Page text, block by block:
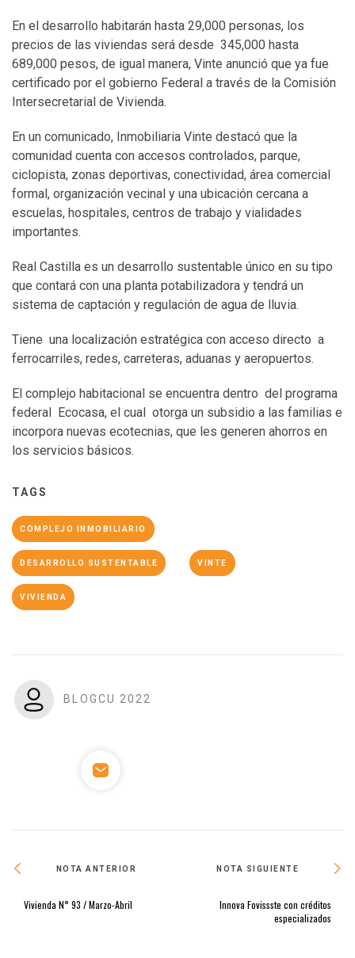
En el desarrollo habitarán hasta 29,000 personas, los
precios de las viviendas será desde 345,000 hasta
689,000 pesos, de igual manera, Vinte anunció que ya fue
certificado por el gobierno Federal a través de la Comisión
Intersecretarial de Vivienda.
En un comunicado, Inmobiliaria Vinte destacó que la
comunidad cuenta con accesos controlados, parque,
ciclopista, zonas deportivas, conectividad, área comercial
formal, organización vecinal y una ubicación cercana a
escuelas, hospitales, centros de trabajo y vialidades
importantes.
Real Castilla es un desarrollo sustentable único en su tipo
que contará con una planta potabilizadora y tendrá un
sistema de captación y regulación de agua de lluvia.
Tiene una localización estratégica con acceso directo a
ferrocarriles, redes, carreteras, aduanas y aeropuertos.
El complejo habitacional se encuentra dentro del programa
federal Ecocasa, el cual otorga un subsidio a las familias e
incorpora nuevas ecotecnias, que les generen ahorros en
los servicios básicos.
TAGS
COMPLEJO INMOBILIARIO
DESARROLLO SUSTENTABLE VINTE
VIVIENDA
BLOGCU 2022
NOTA ANTERIOR
Vivienda N° 93 / Marzo-Abril
NOTA SIGUIENTE
Innova Fovissste con créditos
especializados